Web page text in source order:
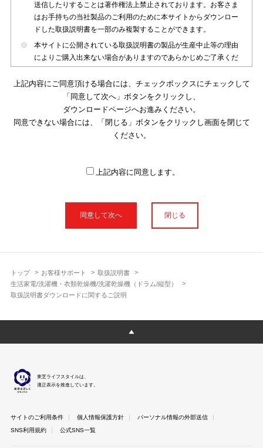
トップ お客様サポート
取扱説明書
生活家電/洗濯機・衣類乾燥機/洗濯乾燥機（ドラム/縦型）
取扱説明書ダウンロードに関するご説明
送信したりすることは著作権法上禁止されております。お客さま
はお手持ちの当社製品のご利用のために本サイトからダウンロー
ドした取扱説明書を一部のみ複製することができます。
本サイトに公開されている取扱説明書の製品が生産中止等の理由
によりご購入出来ない場合がありますのであらかじめご了承くだ
本サイトに公開されている取扱説明書は、製品が発売された時点
のものを掲載しております。従いまして本サイトに掲載されてい
る取扱説明書の記載内容とお客さまがお持ちの製品の仕様がその
後のマイナーチェンジ等で変更になる場合がございます。本サイ
トに公開されている取扱説明書の内容とお手持ちの製品の仕様に
使用上のご注意や安全上のご注意、また測定基準や数値等は取扱
説明書が作成された時点での基準に応じた内容となっております
明書以外の印刷物が同梱されている場合がありますが、本サイト
ではそれらを全て公開しておりませんのであらかじめご了承くだ
さい。
ございますのであらかじめご了承ください。
のであらかじめご了承ください。
上記内容にご同意頂ける場合には、チェックボックスにチェックして
「同意して次へ」ボタンをクリックし、
ダウンロードページへお進みください。
同意できない場合には、「閉じる」ボタンをクリックし画面を閉じて
ください。
上記内容に同意します。
閉じる
東芝ライフスタイルは、
適正表示を推進しています。
サイトのご利用条件 個人情報保護方針
パーソナル情報の外部送信
SNS利用規約
公式SNS一覧